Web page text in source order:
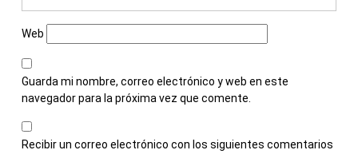
Web
Guarda mi nombre, correo electrónico y web en este
navegador para la próxima vez que comente.
Recibir un correo electrónico con los siguientes comentarios